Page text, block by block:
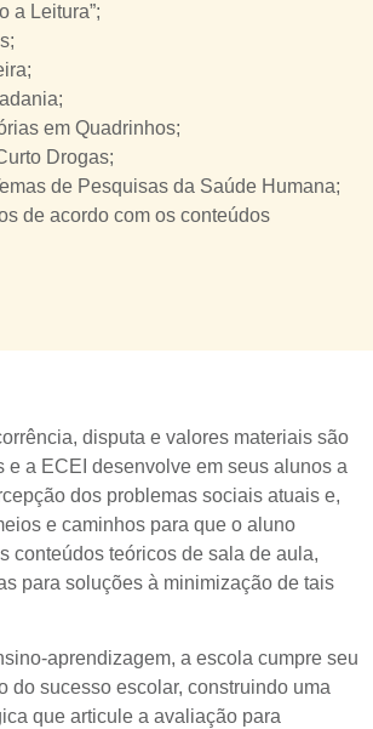
a Leitura”;
em Quadrinhos;
Drogas;
de Pesquisas da Saúde Humana;
de acordo com os conteúdos
disputa e valores materiais são
e a ECEI desenvolve em seus alunos a
dos problemas sociais atuais e,
e caminhos para que o aluno
conteúdos teóricos de sala de aula,
para soluções à minimização de tais
aprendizagem, a escola cumpre seu
do sucesso escolar, construindo uma
que articule a avaliação para